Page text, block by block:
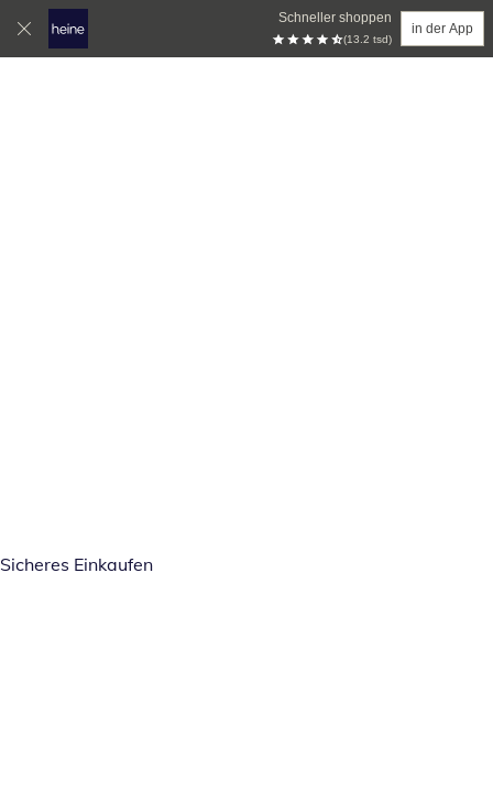
Schneller shoppen
(13.2 tsd)
in der App
Sicheres Einkaufen